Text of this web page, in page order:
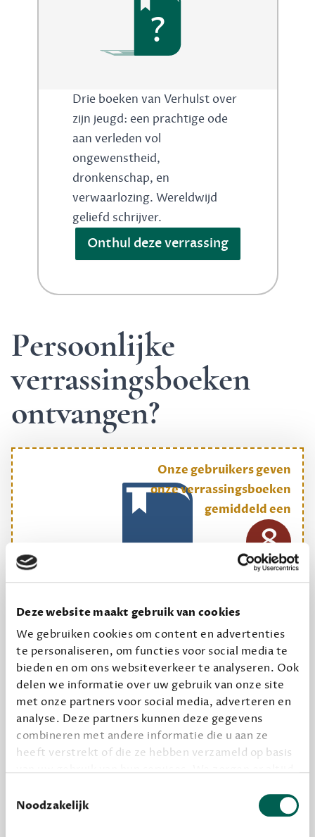
Deze website maakt gebruik van cookies
We gebruiken cookies om content en advertenties
te personaliseren, om functies voor social media te
bieden en om ons websiteverkeer te analyseren. Ook
delen we informatie over uw gebruik van onze site
met onze partners voor social media, adverteren en
analyse. Deze partners kunnen deze gegevens
combineren met andere informatie die u aan ze
heeft verstrekt of die ze hebben verzameld op basis
grondslag gebeurt, en er niet onnodig data van je
wordt verwerkt. Gevoelige persoonsgegevens delen
Noodzakelijk
?
Drie boeken van Verhulst over
zijn jeugd: een prachtige ode
aan verleden vol
ongewenstheid,
dronkenschap, en
verwaarlozing. Wereldwijd
geliefd schrijver.
Onthul deze verrassing
Persoonlijke
verrassingsboeken
ontvangen?
ONS MEESTGEKOZEN BOEKENPAKKET
Dewey Plus
Een originele manier om je reading challenge te
halen.
12,50 per maand, incl. verzending
Onze gebruikers geven
onze verrassingsboeken
gemiddeld een
8